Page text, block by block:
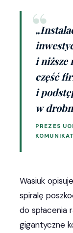
i niższe
część
i
w
PREZES
Wasiuk
spiralę
do spłacenia
gigantyczne